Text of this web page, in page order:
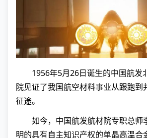
1956年5月26日诞生的中国航发
院见证了我国航空材料事业从跟跑到
征途。
如今，中国航发航材院专职总师
明的具有自主知识产权的单晶高温合